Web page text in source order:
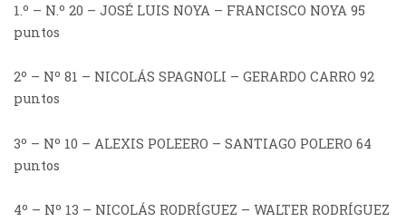
1.º – N.º 20 – JOSÉ LUIS NOYA – FRANCISCO NOYA 95
puntos
2º – Nº 81 – NICOLÁS SPAGNOLI – GERARDO CARRO 92
puntos
3º – Nº 10 – ALEXIS POLEERO – SANTIAGO POLERO 64
puntos
4º – Nº 13 – NICOLÁS RODRÍGUEZ – WALTER RODRÍGUEZ